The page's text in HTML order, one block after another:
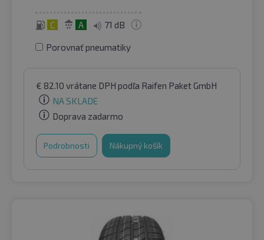
C A 71 dB
Porovnať pneumatiky
€ 82.10 vrátane DPH podľa Raifen Paket GmbH
NA SKLADE
Doprava zadarmo
Podrobnosti Nákupný košík